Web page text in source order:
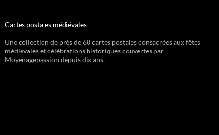
Cartes postales médiévales
Une collection de près de 60 cartes postales consacrées aux fêtes
médiévales et célébrations historiques couvertes par
Moyenagepassion depuis dix ans.